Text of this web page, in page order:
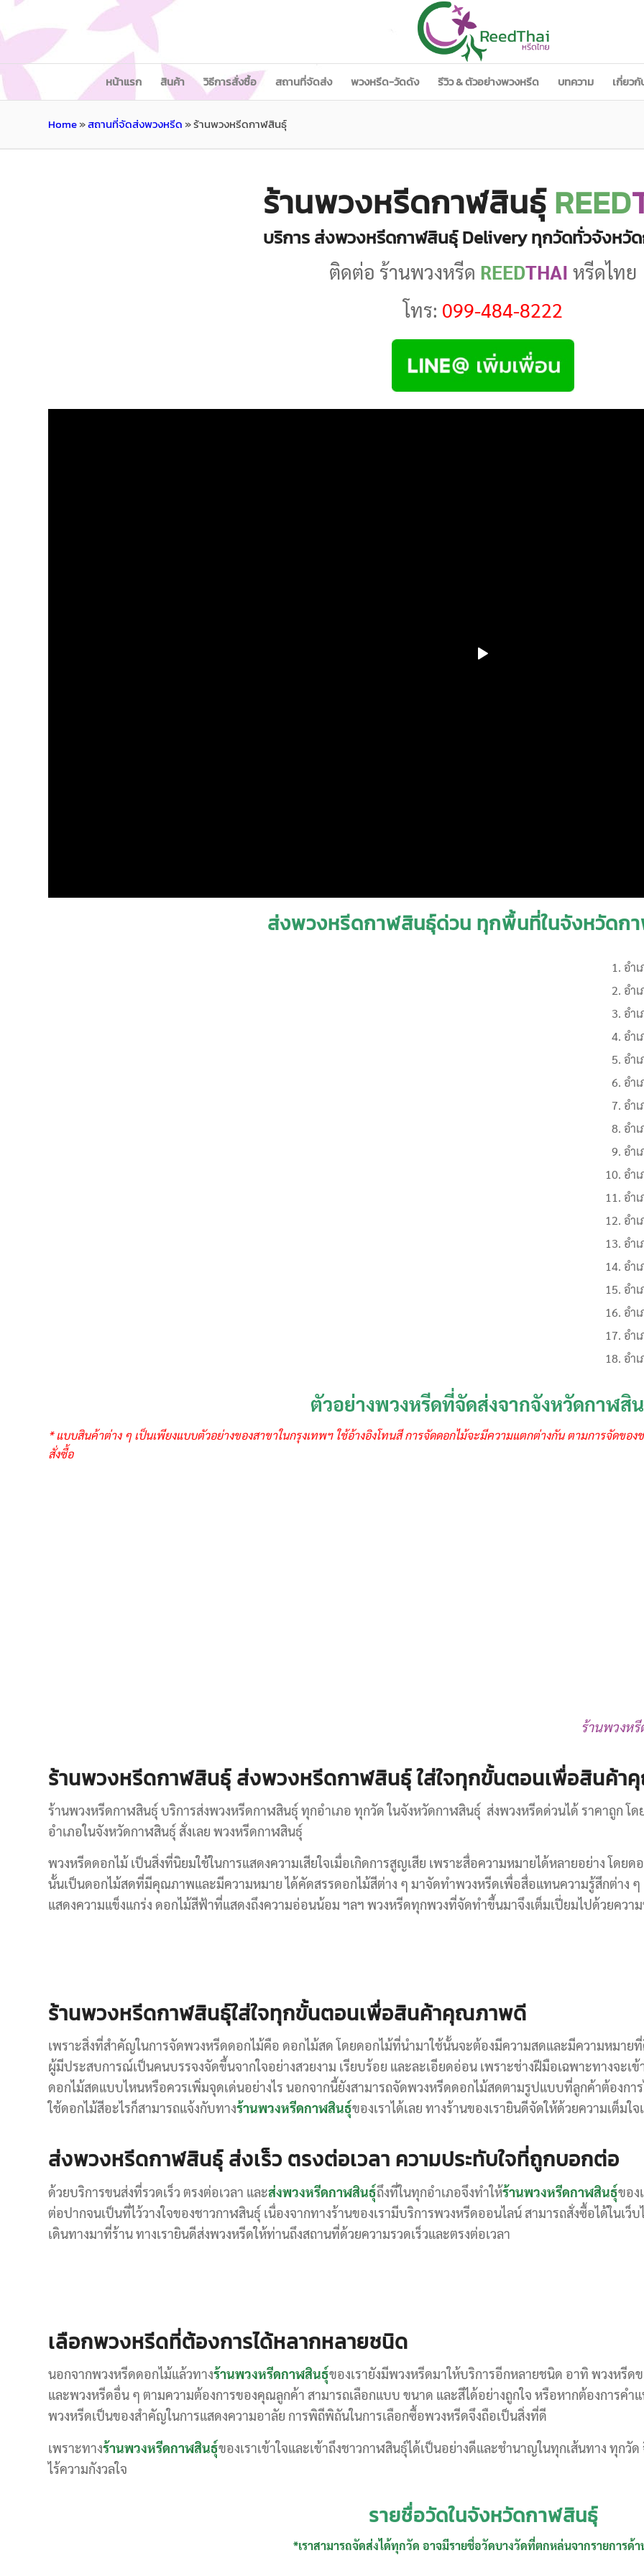
หน้าแรก สินค้า วิธีการสั่งซื้อ สถานที่จัดส่ง พวงหรีด-วัดดัง รีวิว & ตัวอย่างพวงหรีด บทความ เกี่ยวกั
Home»สถานที่จัดส่งพวงหรีด»ร้านพวงหรีดกาฬสินธุ์
ร้านพวงหรีดกาฬสินธุ์REED
บริการ ส่งพวงหรีดกาฬสินธุ์ Delivery ทุกวัดทั่วจังหวั
ติดต่อ ร้านพวงหรีด REEDTHAI หรีดไทย
โทร: 099-484-8222
ส่งพวงหรีดกาฬสินธุ์ด่วน ทุกพื้นที่ในจังหวัดก
อำ
อำ
อำ
อำ
อำ
อำเ
อำ
อำ
อำ
อำ
อำ
อำ
อำ
อำ
อำ
อำ
อำ
อำ
ตัวอย่างพวงหรีดที่จัดส่งจากจังหวัดกาฬสิ
* แบบสินค้าต่าง ๆ เป็นเพียงแบบตัวอย่างของสาขาในกรุงเทพฯ ใช้อ้างอิงโทนสี การจัดดอกไม้จะมีความแตกต่างกัน ตามการจัดขอ
สั่งซื้อ
ร้านพวงห
ร้านพวงหรีดกาฬสินธุ์ ส่งพวงหรีดกาฬสินธุ์ ใส่ใจทุกขั้นตอนเพื่อสินค้
ร้านพวงหรีดกาฬสินธุ์ บริการส่งพวงหรีดกาฬสินธุ์ ทุกอำเภอ ทุกวัด ในจังหวัดกาฬสินธุ์ ส่งพวงหรีดด่วนได้ ราคาถูก โ
อำเภอในจังหวัดกาฬสินธุ์ สั่งเลย พวงหรีดกาฬสินธุ์
พวงหรีดดอกไม้ เป็นสิ่งที่นิยมใช้ในการแสดงความเสียใจเมื่อเกิดการสูญเสีย เพราะสื่อความหมายได้หลายอย่าง โดยด
นั้นเป็นดอกไม้สดที่มีคุณภาพและมีความหมาย ได้คัดสรรดอกไม้สีต่าง ๆ มาจัดทำพวงหรีดเพื่อสื่อแทนความรู้สึกต่าง ๆ
แสดงความแข็งแกร่ง ดอกไม้สีฟ้าที่แสดงถึงความอ่อนน้อม ฯลฯ พวงหรีดทุกพวงที่จัดทำขึ้นมาจึงเต็มเปี่ยมไปด้วยควา
ร้านพวงหรีดกาฬสินธุ์ใส่ใจทุกขั้นตอนเพื่อสินค้าคุณภาพดี
เพราะสิ่งที่สำคัญในการจัดพวงหรีดดอกไม้คือ ดอกไม้สด โดยดอกไม้ที่นำมาใช้นั้นจะต้องมีความสดและมีความหมา
ผู้มีประสบการณ์เป็นคนบรรจงจัดขึ้นจากใจอย่างสวยงาม เรียบร้อย และละเอียดอ่อน เพราะช่างฝีมือเฉพาะทางจะเ
ดอกไม้สดแบบไหนหรือควรเพิ่มจุดเด่นอย่างไร นอกจากนี้ยังสามารถจัดพวงหรีดดอกไม้สดตามรูปแบบที่ลูกค้าต้องก
ใช้ดอกไม้สีอะไรก็สามารถแจ้งกับทางร้านพวงหรีดกาฬสินธุ์ของเราได้เลย ทางร้านของเรายินดีจัดให้ด้วยความเต็ม
ส่งพวงหรีดกาฬสินธุ์ ส่งเร็ว ตรงต่อเวลา ความประทับใจที่ถูกบอกต่อ
ด้วยบริการขนส่งที่รวดเร็ว ตรงต่อเวลา และส่งพวงหรีดกาฬสินธุ์ถึงที่ในทุกอำเภอจึงทำให้ร้านพวงหรีดกาฬสินธุ์ของ
ต่อปากจนเป็นที่ไว้วางใจของชาวกาฬสินธุ์ เนื่องจากทางร้านของเรามีบริการพวงหรีดออนไลน์ สามารถสั่งซื้อได้ในเ
เดินทางมาที่ร้าน ทางเรายินดีส่งพวงหรีดให้ท่านถึงสถานที่ด้วยความรวดเร็วและตรงต่อเวลา
เลือกพวงหรีดที่ต้องการได้หลากหลายชนิด
นอกจากพวงหรีดดอกไม้แล้วทางร้านพวงหรีดกาฬสินธุ์ของเรายังมีพวงหรีดมาให้บริการอีกหลายชนิด อาทิ พวงหรี
และพวงหรีดอื่น ๆ ตามความต้องการของคุณลูกค้า สามารถเลือกแบบ ขนาด และสีได้อย่างถูกใจ หรือหากต้องการคำ
พวงหรีดเป็นของสำคัญในการแสดงความอาลัย การพิถีพิถันในการเลือกซื้อพวงหรีดจึงถือเป็นสิ่งที่ดี
เพราะทางร้านพวงหรีดกาฬสินธุ์ของเราเข้าใจและเข้าถึงชาวกาฬสินธุ์ได้เป็นอย่างดีและชำนาญในทุกเส้นทาง ทุกวั
ไร้ความกังวลใจ
รายชื่อวัดในจังหวัดกาฬสินธุ์
*เราสามารถจัดส่งได้ทุกวัด อาจมีรายชื่อวัดบางวัดที่ตกหล่นจากรายการด้า